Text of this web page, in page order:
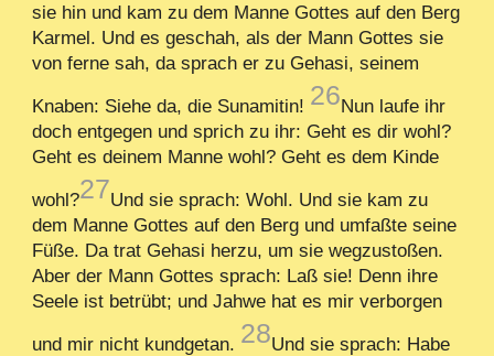
sie hin und kam zu dem Manne Gottes auf den Berg
Karmel. Und es geschah, als der Mann Gottes sie
von ferne sah, da sprach er zu Gehasi, seinem
Knaben: Siehe da, die Sunamitin! 26Nun laufe ihr
doch entgegen und sprich zu ihr: Geht es dir wohl?
Geht es deinem Manne wohl? Geht es dem Kinde
wohl?27Und sie sprach: Wohl. Und sie kam zu
dem Manne Gottes auf den Berg und umfaßte seine
Füße. Da trat Gehasi herzu, um sie wegzustoßen.
Aber der Mann Gottes sprach: Laß sie! Denn ihre
Seele ist betrübt; und Jahwe hat es mir verborgen
und mir nicht kundgetan. 28Und sie sprach: Habe